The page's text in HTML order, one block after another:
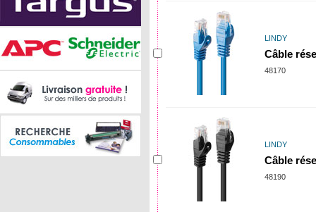
LINDY
Câble
48170
LINDY
Câble
48190